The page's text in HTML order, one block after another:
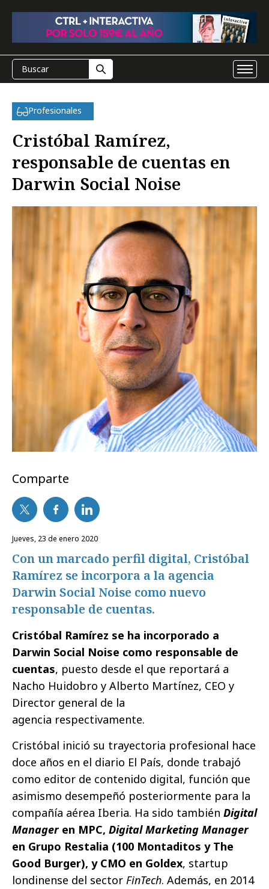
Profesionales
Cristóbal Ramírez,
responsable de cuentas en
Darwin Social Noise
Comparte
jueves, 23 de enero 2020
Con un marcado perfil digital, Cristóbal
Ramírez se incorpora a la agencia
Darwin Social Noise como nuevo
responsable de cuentas.
Cristóbal Ramírez se ha incorporado a
Darwin Social Noise como responsable de
cuentas, puesto desde el que reportará a
Nacho Huidobro y Alberto Martínez, CEO y
Director general de la
agencia respectivamente.
Cristóbal inició su trayectoria profesional hace
doce años en el diario El País, donde trabajó
como editor de contenido digital, función que
asimismo desempeñó posteriormente para la
compañía aérea Iberia. Ha sido también Digital
Manageren MPC, Digital Marketing Manager
en Grupo Restalia (100 Montaditos y The
Good Burger), y CMO en Goldex, startup
londinense del sector FinTech. Además, en 2014